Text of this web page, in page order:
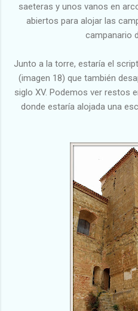
saeteras y unos vanos en
abiertos para alojar las
campanario
Junto a la torre, estaría el
(imagen 18) que también
siglo XV. Podemos ver restos
donde estaría alojada una